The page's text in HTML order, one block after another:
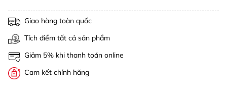
Giao hàng toàn quốc
Tích điểm tất cả sản phẩm
Giảm 5% khi thanh toán online
Cam kết chính hãng